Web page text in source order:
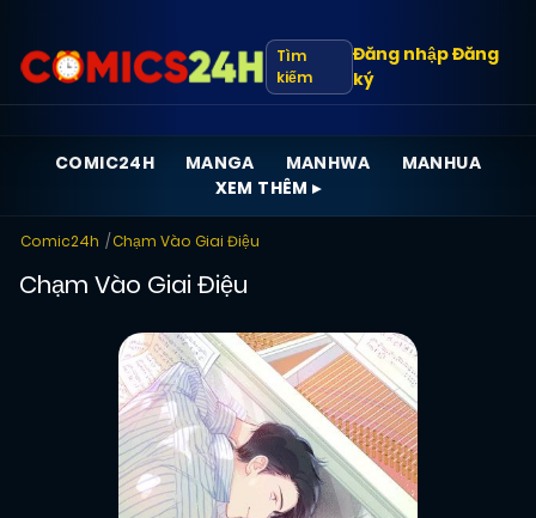
Tìm
kiếm
Đăng nhậpĐăng
ký
COMIC24H MANGA MANHWA
MANHUA
XEM THÊM ▸
Comic24h Chạm Vào Giai Điệu
Chạm Vào Giai Điệu